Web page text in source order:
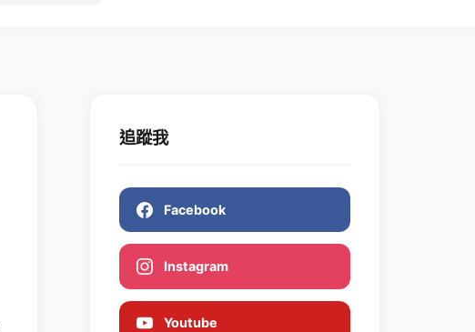
追蹤我
Facebook
Instagram
Youtube